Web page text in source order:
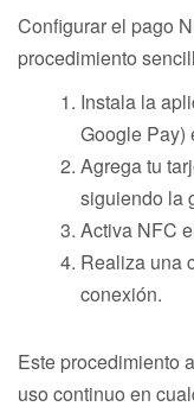
Configurar el pago
procedimiento
Instala la
Google Pay)
Agrega tu
siguiendo la
Activa NFC
Realiza una
conexión.
Este procedimiento
uso continuo en